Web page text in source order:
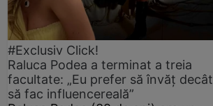
#Exclusiv Click!
Raluca Podea a terminat a treia
facultate: „Eu prefer să învăț decât
să fac influencereală”